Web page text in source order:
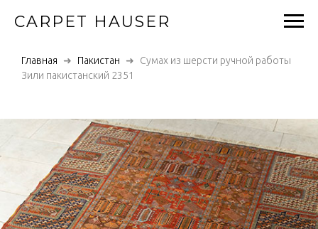
CARPET HAUSER
Главная Пакистан
Сумах из шерсти ручной работы
Зили пакистанский 2351